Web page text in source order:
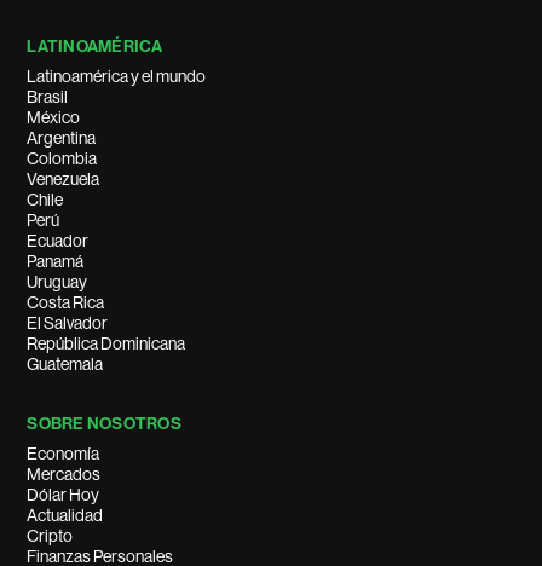
LATINOAMÉRICA
Latinoamérica y el mundo
Brasil
México
Argentina
Colombia
Venezuela
Chile
Perú
Ecuador
Panamá
Uruguay
Costa Rica
El Salvador
República Dominicana
Guatemala
SOBRE NOSOTROS
Economía
Mercados
Dólar Hoy
Actualidad
Cripto
Finanzas Personales